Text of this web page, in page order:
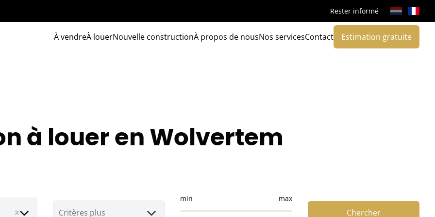
Rester informé
À vendreÀ louerNouvelle constructionÀ propos de nousNos servicesContact Estimation gratuite
à louer en Wolvertem
Critères plus
min max
Chercher